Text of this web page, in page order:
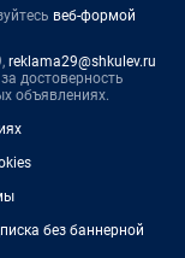
веб-формой
reklama29@shkulev.ru
достоверность
объявлениях.
без баннерной